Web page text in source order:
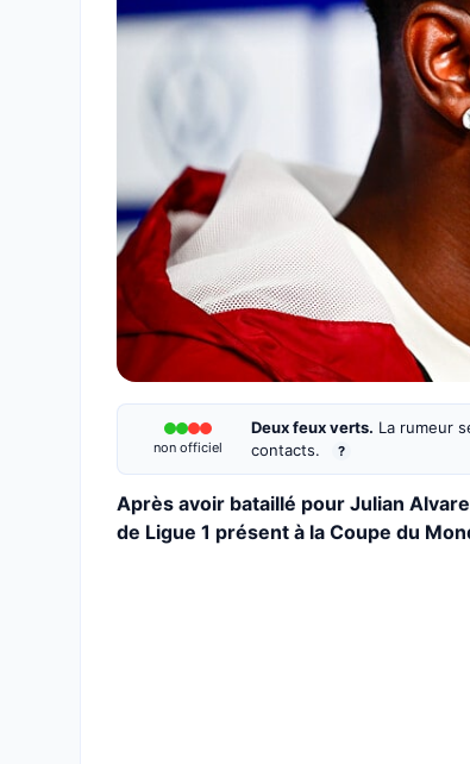
non officiel
Deux feux verts. La rumeur
contacts.
?
Après avoir bataillé pour Julian
de Ligue 1 présent à la Coupe du